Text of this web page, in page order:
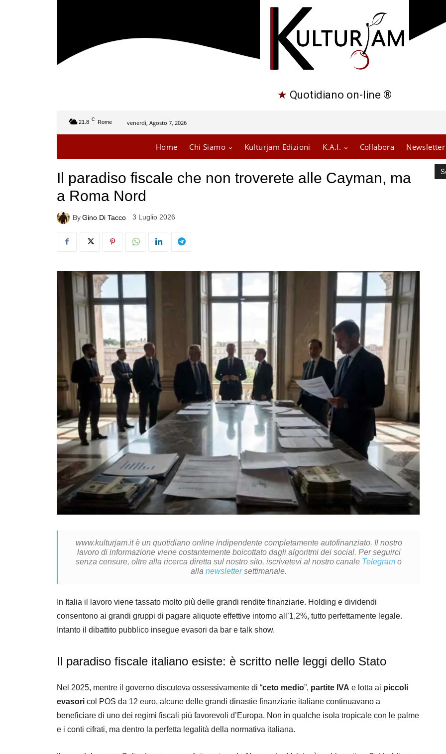
★ Quotidiano on-line ®
21.8 C Rome venerdì, Agosto 7, 2026
Home Chi Siamo Kulturjam Edizioni K.A.I. Collabora Newsletter
Il paradiso fiscale che non troverete alle Cayman, ma
a Roma Nord
ByGino Di Tacco 3 Luglio 2026
www.kulturjam.it è un quotidiano online indipendente completamente autofinanziato. Il nostro
lavoro di informazione viene costantemente boicottato dagli algoritmi dei social. Per seguirci
senza censure, oltre alla ricerca diretta sul nostro sito, iscrivetevi al nostro canale Telegram o
allanewslettersettimanale.
In Italia il lavoro viene tassato molto più delle grandi rendite finanziarie. Holding e dividendi
consentono ai grandi gruppi di pagare aliquote effettive intorno all’1,2%, tutto perfettamente legale.
Intanto il dibattito pubblico insegue evasori da bar e talk show.
Il paradiso fiscale italiano esiste: è scritto nelle leggi dello Stato
Nel 2025, mentre il governo discuteva ossessivamente di “ceto medio”, partite IVA e lotta ai piccoli
evasori col POS da 12 euro, alcune delle grandi dinastie finanziarie italiane continuavano a
beneficiare di uno dei regimi fiscali più favorevoli d’Europa. Non in qualche isola tropicale con le palme
e i conti cifrati, ma dentro la perfetta legalità della normativa italiana.